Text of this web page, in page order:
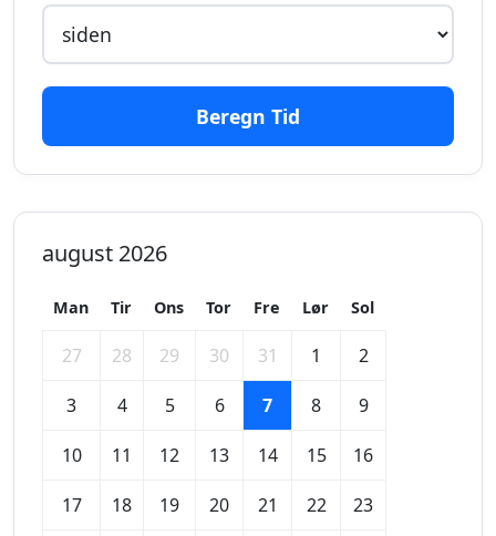
Beregn Tid
august 2026
Man Tir Ons Tor Fre Lør Sol
27 28 29 30 31 1 2
3 4 5 6 7 8 9
10 11 12 13 14 15 16
17 18 19 20 21 22 23